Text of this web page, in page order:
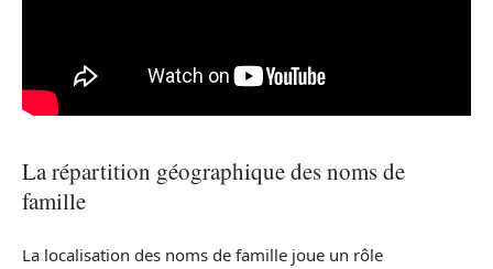
La répartition géographique des noms de
famille
La localisation des noms de famille joue un rôle